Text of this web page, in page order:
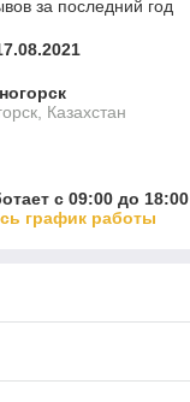
за последний год
Казахстан
с 09:00 до 18:00
график работы